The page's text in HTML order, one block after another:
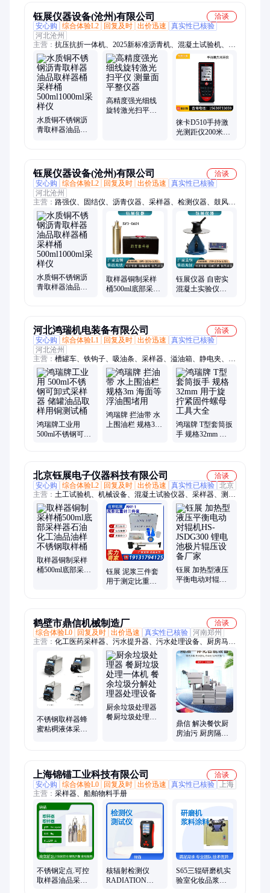
钰展仪器设备(沧州)有限公司
洽谈
安心购
综合体验L2 回复及时 出价迅速
真实性已核验
河北沧州
主营： 抗压抗折一体机、2025新标准沥青机、混凝土试验机、采
样器、土工试验机、新标涂料养护箱、新标准低温柔度仪、固结
仪、直剪仪、三轴仪、水平炉垂直炉、厨卫排气道气密性测试、
电线电缆热释放测试仪、铺地材料燃烧性能仪、地漏检测设备、
电焊火花着火性试验机
水质铜不锈钢沥
青取样器油品取
高精度强光细线
旋转激光扫平仪
徕卡D510手持激
光测距仪200米高
钰展仪器设备(沧州)有限公司
洽谈
安心购
综合体验L2 回复及时 出价迅速
真实性已核验
河北沧州
主营： 路强仪、固结仪、沥青仪器、采样器、检测仪器、鼓风干
燥箱、砂浆抗渗仪、水泥检测仪、压力试验机、稳定度试验仪、
恒温溢流水箱、混凝土抗渗仪、紫外线实验机、沥青试验仪器、
胀破强度试验、集装箱养护室、水泥净浆搅拌机、数显砂浆渗透
仪、鼓风恒温干燥箱、土工布实验仪器、管材检测仪、粗粒土实
验仪、防水卷材检测仪器、老化测试仪器、门窗性能检测、保温
性能检测
水质铜不锈钢沥
青取样器油品取
取样器铜制采样
桶500ml底部采样
钰展仪器 自密实
混凝土实验仪水
河北鸿瑞机电装备有限公司
洽谈
安心购
综合体验L1 回复及时 出价迅速
真实性已核验
河北沧州
主营： 槽罐车、铁钩子、吸油条、采样器、溢油箱、静电夹、堵
漏胶、液柜车、砖瓦锤、展示柜、套管尺、磁力夹、吸油毡、取
样器、堵漏带、铜钳子、铜板子、保温壶、加油站、带捆绑、铁
皮剪、接地夹、斜嘴钳、防爆锯、防爆锹
鸿瑞牌工业用
500ml不锈钢可卸
鸿瑞牌 拦油带 水
上围油栏 规格3m
鸿瑞牌 T型套筒扳
手 规格32mm 用
北京钰展电子仪器科技有限公司
洽谈
安心购
综合体验L2 回复及时 出价迅速 真实性已核验 北京
主营： 土工试验机、机械设备、混凝土试验仪器、采样器、测绘
仪器、智能仪器仪表、力学试验机、水泥砂浆试验仪器、沥青试
验仪器、防水卷材试验仪器
取样器铜制采样
桶500ml底部采样
钰展 泥浆三件套
用于测定比重的
钰展 加热型液压
平衡电动对辊机
鹤壁市鼎信机械制造厂
洽谈
综合体验L0
回复及时 出价迅速 真实性已核验 河南郑州
主营： 化工医药采样器、污水提升器、污水处理设备、厨房马桶
不锈钢取样器蜂
蜜粘稠液体采样
厨余垃圾处理器
餐厨垃圾处理一
鼎信 解决餐饮厨
房油污 厨房隔油
上海锦锚工业科技有限公司
洽谈
安心购
综合体验L0 回复及时 出价迅速 真实性已核验
上海
主营： 采样器、船舶物料手册
不锈钢定点.可控
取样器油品采样
核辐射检测仪
RADIATION
S65三辊研磨机实
验室化妆品浆料